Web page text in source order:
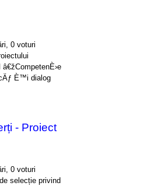
0 voturi
È™i dialog
- Proiect
0 voturi
selecție privind